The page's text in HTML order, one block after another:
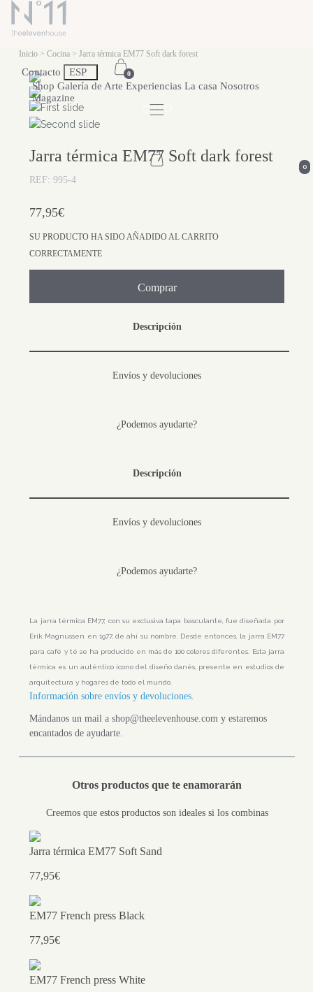
Contacto ESP 0
Shop Galería de Arte Experiencias La casa Nosotros
Magazine
0
Inicio >Cocina > Jarra térmica EM77 Soft dark forest
Jarra térmica EM77 Soft dark forest
REF: 995-4
77,95€
SU PRODUCTO HA SIDO AÑADIDO AL CARRITO
CORRECTAMENTE
Comprar
Descripción
Envíos y devoluciones
¿Podemos ayudarte?
Descripción
Envíos y devoluciones
¿Podemos ayudarte?
La jarra térmica EM77, con su exclusiva tapa basculante, fue diseñada por
Erik Magnussen en 1977, de ahí su nombre. Desde entonces, la jarra EM77
para café y té se ha producido en más de 100 colores diferentes. Esta jarra
térmica es un auténtico icono del diseño danés, presente en estudios de
arquitectura y hogares de todo el mundo.
Información sobre envíos y devoluciones.
Mándanos un mail a shop@theelevenhouse.com y estaremos
encantados de ayudarte.
Otros productos que te enamorarán
Creemos que estos productos son ideales si los combinas
Jarra térmica EM77 Soft Sand
77,95€
EM77 French press Black
77,95€
EM77 French press White